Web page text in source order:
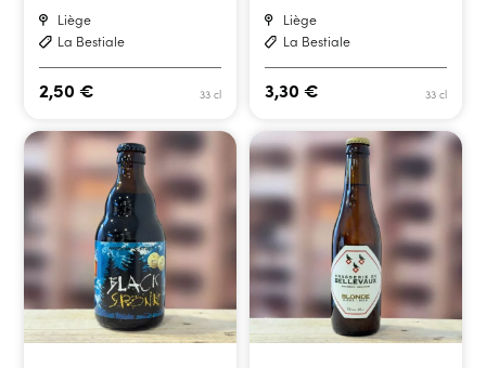
Liège
La Bestiale
33 cl
2,50€
Liège
La Bestiale
33 cl
3,30 €